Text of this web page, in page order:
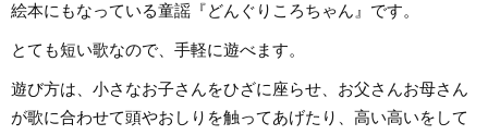
絵本にもなっている童謡『どんぐりころちゃん』です。
とても短い歌なので、手軽に遊べます。
遊び方は、小さなお子さんをひざに座らせ、お父さんお母さん
が歌に合わせて頭やおしりを触ってあげたり、高い高いをして